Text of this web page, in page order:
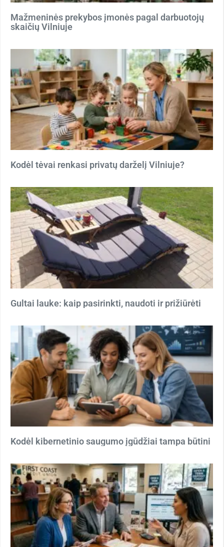
Mažmeninės prekybos įmonės pagal darbuotojų
skaičių Vilniuje
Kodėl tėvai renkasi privatų darželį Vilniuje?
Gultai lauke: kaip pasirinkti, naudoti ir prižiūrėti
Kodėl kibernetinio saugumo įgūdžiai tampa būtini